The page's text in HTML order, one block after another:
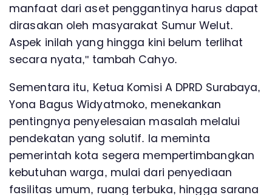
manfaat dari aset penggantinya harus dapat
dirasakan oleh masyarakat Sumur Welut.
Aspek inilah yang hingga kini belum terlihat
secara nyata," tambah Cahyo.
Sementara itu, Ketua Komisi A DPRD Surabaya,
Yona Bagus Widyatmoko, menekankan
pentingnya penyelesaian masalah melalui
pendekatan yang solutif. Ia meminta
pemerintah kota segera mempertimbangkan
kebutuhan warga, mulai dari penyediaan
fasilitas umum, ruang terbuka, hingga sarana